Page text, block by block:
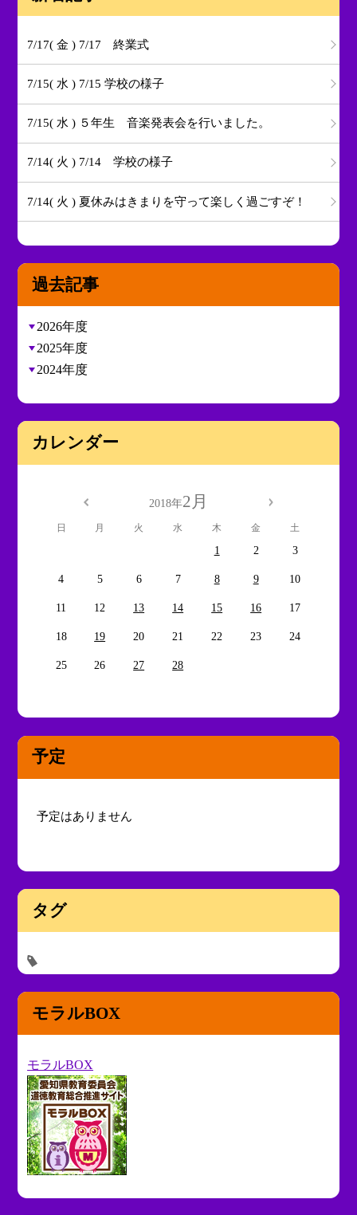
7/17( 金 ) 7/17 終業式
7/15( 水 ) 7/15 学校の様子
7/15( 水 ) ５年生 音楽発表会を行いました。
7/14( 火 ) 7/14 学校の様子
7/14( 火 ) 夏休みはきまりを守って楽しく過ごすぞ！
過去記事
2026年度
2025年度
2024年度
カレンダー
2018年2月
日 月 火 水 木 金 土
1 2 3
4 5 6 7 8 9 10
11 12 13 14 15 16 17
18 19 20 21 22 23 24
25 26 27 28
予定
予定はありません
タグ
モラルBOX
モラルBOX